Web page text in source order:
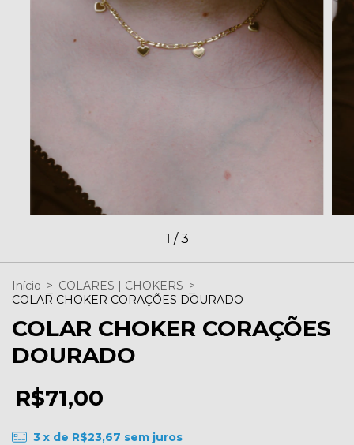
1 /3
Início > COLARES | CHOKERS >
COLAR CHOKER CORAÇÕES DOURADO
COLAR CHOKER CORAÇÕES
DOURADO
R$71,00
3 x de R$23,67 sem juros